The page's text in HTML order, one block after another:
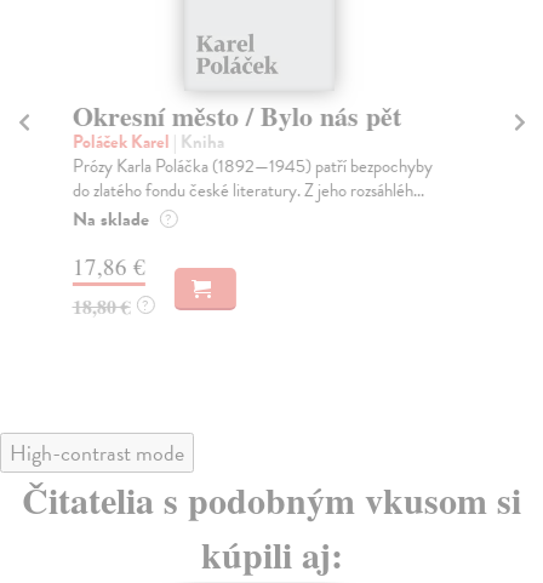
Okresní město / Bylo nás pět
Poláček Karel | Kniha
Prózy Karla Poláčka (1892—1945) patří bezpochyby
do zlatého fondu české literatury. Z jeho rozsáhléh...
Na sklade ?
17,86 €
18,80 € ?
High-contrast mode
Čitatelia s podobným vkusom si
kúpili aj: